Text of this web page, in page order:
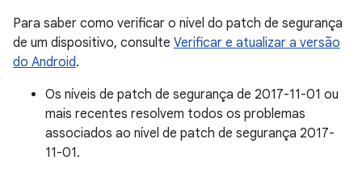
Para saber como verificar o nível do patch de segurança
de um dispositivo, consulte Verificar e atualizar a versão
do Android.
Os níveis de patch de segurança de 2017-11-01 ou
mais recentes resolvem todos os problemas
associados ao nível de patch de segurança 2017-
11-01.